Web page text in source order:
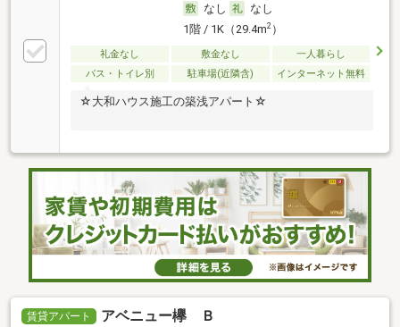
なし
なし
1階 / 1K（29.4m2）
礼金なし 敷金なし
一人暮らし
バス・トイレ別
駐車場(近隣含) インターネット無料
☆大和ハウス施工の築浅アパート☆
賃貸アパート アベニュー欅 Ｂ